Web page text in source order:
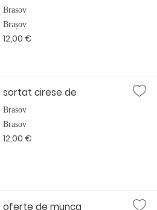
Brasov
Brașov
12,00 €
sortat cirese de
Brasov
Brasov
12,00 €
oferte de munca